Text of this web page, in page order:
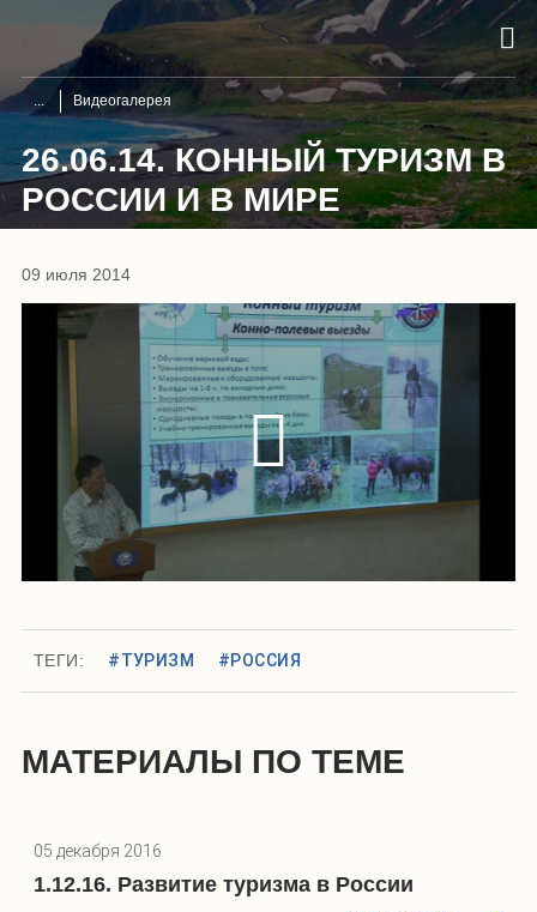
Видеогалерея
26.06.14. КОННЫЙ ТУРИЗМ В
РОССИИ И В МИРЕ
09 июля 2014
ТЕГИ: #ТУРИЗМ #РОССИЯ
МАТЕРИАЛЫ ПО ТЕМЕ
05 декабря 2016
1.12.16. Развитие туризма в России